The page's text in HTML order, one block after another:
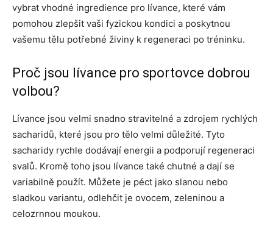
vybrat vhodné ingredience pro lívance, které vám
pomohou zlepšit vaši fyzickou kondici a poskytnou
vašemu tělu potřebné živiny k regeneraci po tréninku.
Proč jsou lívance pro sportovce dobrou
volbou?
Lívance jsou velmi snadno stravitelné a zdrojem rychlých
sacharidů, které jsou pro tělo velmi důležité. Tyto
sacharidy rychle dodávají energii a podporují regeneraci
svalů. Kromě toho jsou lívance také chutné a dají se
variabilně použít. Můžete je péct jako slanou nebo
sladkou variantu, odlehčit je ovocem, zeleninou a
celozrnnou moukou.